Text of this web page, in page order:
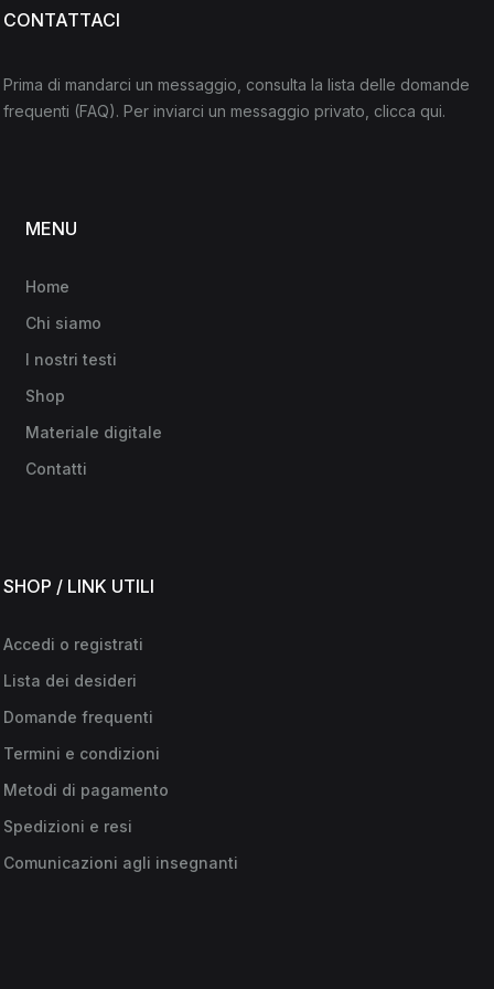
CONTATTACI
Prima di mandarci un messaggio, consulta la lista delle domande
frequenti (FAQ). Per inviarci un messaggio privato, clicca qui.
MENU
Home
Chi siamo
I nostri testi
Shop
Materiale digitale
Contatti
SHOP / LINK UTILI
Accedi o registrati
Lista dei desideri
Domande frequenti
Termini e condizioni
Metodi di pagamento
Spedizioni e resi
Comunicazioni agli insegnanti